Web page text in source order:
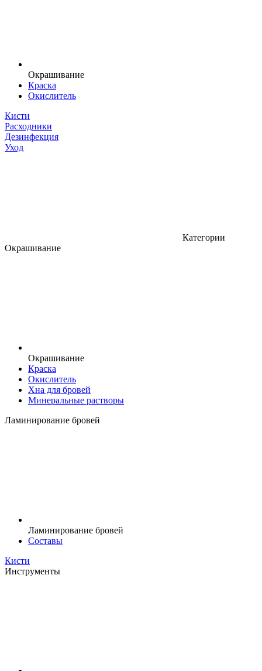
Окрашивание
Краска
Окислитель
Кисти
Расходники
Дезинфекция
Уход
Категории
Окрашивание
Окрашивание
Краска
Окислитель
Хна для бровей
Минеральные растворы
Ламинирование бровей
Ламинирование бровей
Составы
Кисти
Инструменты